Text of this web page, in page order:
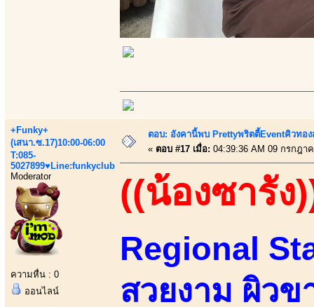
+Funky+
(เสนา.ซ.17)10:00-06:00
T:085-
5027899♥Line:funkyclub
Moderator
ความหื่น : 0
ออนไลน์
ตอบ: อังคานี้พบ Prettyพริตตี้Eventคิวทอ
« ตอบ #17 เมื่อ: 04:39:36 AM 09 กรกฎา
((น้องซารัง
Regional
สวยงาม ผิวข